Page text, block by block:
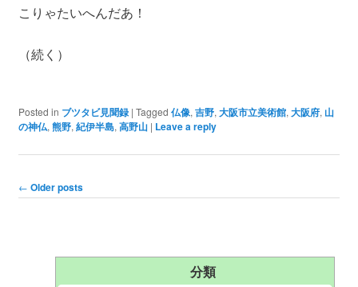
こりゃたいへんだあ！
（続く）
Posted in ブツタビ見聞録 | Tagged 仏像, 吉野, 大阪市立美術館, 大阪府, 山
の神仏, 熊野, 紀伊半島, 高野山 | Leave a reply
Post navigation
← Older posts
分類